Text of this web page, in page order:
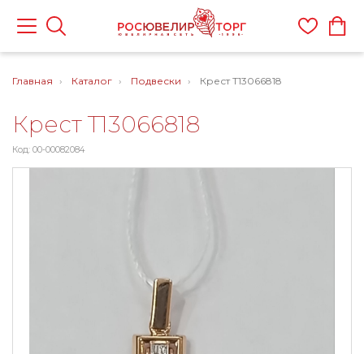
Главная Каталог Подвески Крест Т13066818
Крест Т13066818
Код: 00-00082084